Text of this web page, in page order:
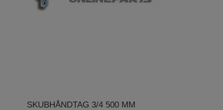
SKUBHÅNDTAG 3/4 500 MM